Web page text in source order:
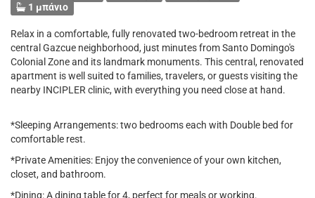
1 μπάνιο
Relax in a comfortable, fully renovated two-bedroom retreat in the
central Gazcue neighborhood, just minutes from Santo Domingo's
Colonial Zone and its landmark monuments. This central, renovated
apartment is well suited to families, travelers, or guests visiting the
nearby INCIPLER clinic, with everything you need close at hand.
*Sleeping Arrangements: two bedrooms each with Double bed for
comfortable rest.
*Private Amenities: Enjoy the convenience of your own kitchen,
closet, and bathroom.
*Dining: A dining table for 4, perfect for meals or working.